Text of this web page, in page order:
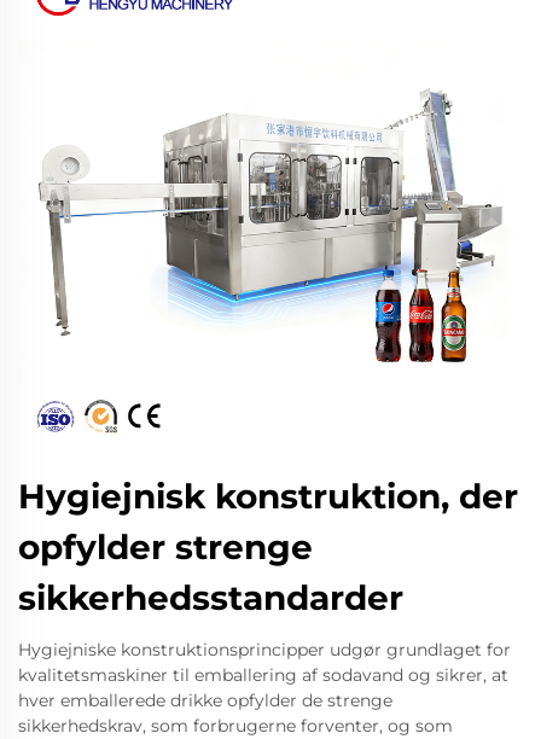
Hygiejnisk konstruktion, der
opfylder strenge
sikkerhedsstandarder
Hygiejniske konstruktionsprincipper udgør grundlaget for
kvalitetsmaskiner til emballering af sodavand og sikrer, at
hver emballerede drikke opfylder de strenge
sikkerhedskrav, som forbrugerne forventer, og som